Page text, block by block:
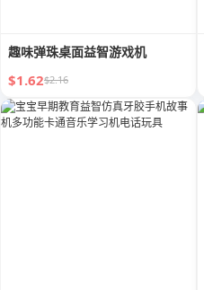
趣味弹珠桌面益智游戏机
$1.62$2.16